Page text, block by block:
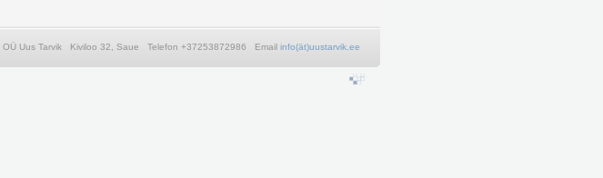
OÜ Uus Tarvik Kiviloo 32, Saue Telefon +37253872986 Email info(ät)uustarvik.ee